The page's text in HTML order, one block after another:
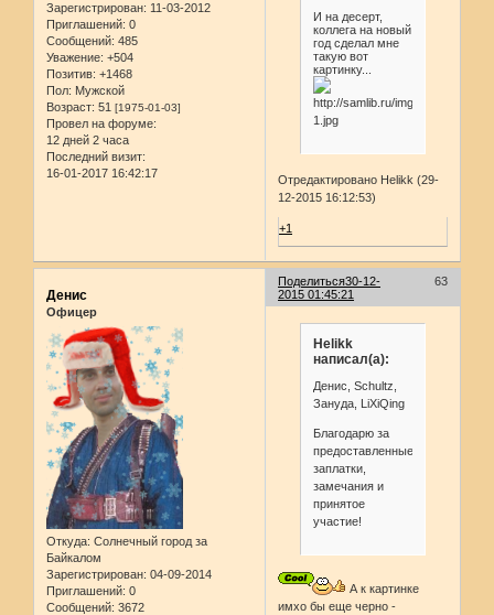
Зарегистрирован: 11-03-2012
Приглашений: 0
Сообщений: 485
Уважение: +504
Позитив: +1468
Пол: Мужской
Возраст: 51 [1975-01-03]
Провел на форуме:
12 дней 2 часа
Последний визит:
16-01-2017 16:42:17
И на десерт,
коллега на новый
год сделал мне
такую вот
картинку...
Отредактировано Helikk (29-
12-2015 16:12:53)
+1
Поделиться 63
30-12-
2015 01:45:21
Денис
Офицер
Откуда: Солнечный город за
Байкалом
Зарегистрирован: 04-09-2014
Приглашений: 0
Сообщений: 3672
Helikk
написал(а):
Денис, Schultz,
Зануда, LiXiQing
Благодарю за
предоставленные
заплатки,
замечания и
принятое
участие!
А к картинке
имхо бы еще черно -